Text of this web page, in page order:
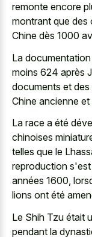
remonte encore
montrant que des
Chine dès 1000
La
moins 624 après
documents et des
Chine ancienne
La race a été
chinoises
telles que le
reproduction s'est
années 1600,
lions ont été
Le Shih Tzu était
pendant la